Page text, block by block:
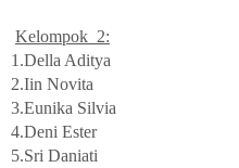
Kelompok 2:
1.Della Aditya
2.Iin Novita
3.Eunika Silvia
4.Deni Ester
5.Sri Daniati